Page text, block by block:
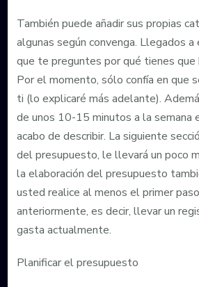
También puede añadir sus propias
algunas según convenga. Llegados
que te preguntes por qué tienes
Por el momento, sólo confía en que
ti (lo explicaré más adelante).
de unos 10-15 minutos a la semana
acabo de describir. La siguiente
del presupuesto, le llevará un poco
la elaboración del presupuesto
usted realice al menos el primer
anteriormente, es decir, llevar un
gasta actualmente.
Planificar el presupuesto